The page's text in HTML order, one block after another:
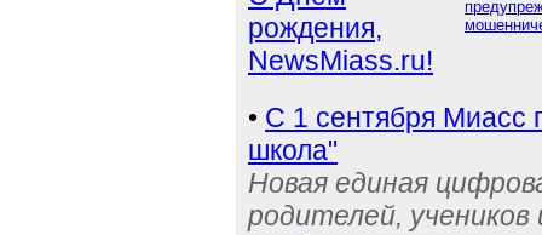
рождения,
NewsMiass.ru!
• С 1 сентября Миасс
школа"
Новая единая
родителей, учеников